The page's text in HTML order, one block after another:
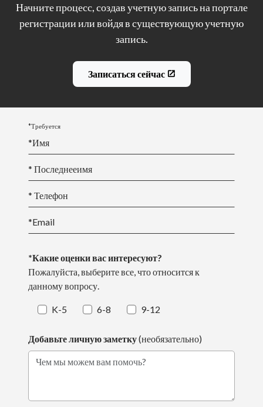
Начните процесс, создав учетную запись на портале
регистрации или войдя в существующую учетную
запись.
Записаться сейчас
*Требуется
*Имя
* Последнееимя
* Телефон
*Email
*Какие оценки вас интересуют?
Пожалуйста, выберите все, что относится к
данному вопросу.
K-5 6-8 9-12
Добавьте личную заметку(необязательно)
Чем мы можем вам помочь?